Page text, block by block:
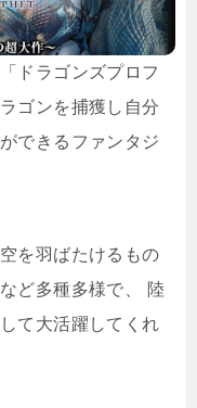
ドラゴンズプロフ
ゴンを捕獲し自分
できるファンタジ
を羽ばたけるもの
ど多種多様で、 陸
て大活躍してくれ